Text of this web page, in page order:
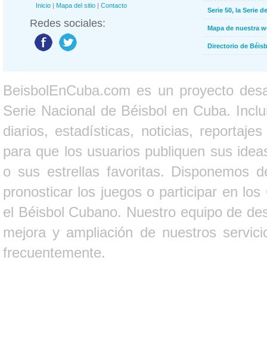
Inicio | Mapa del sitio | Contacto
Redes sociales:
Serie 50, la Serie
Mapa de nuestra
Directorio de
BeisbolEnCuba.com es un proyecto
Serie Nacional de Béisbol en Cuba.
diarios, estadísticas, noticias,
para que los usuarios publiquen sus
o sus estrellas favoritas. Disponemos
pronosticar los juegos o participar en
el Béisbol Cubano. Nuestro equipo de
mejora y ampliación de nuestros
frecuentemente.